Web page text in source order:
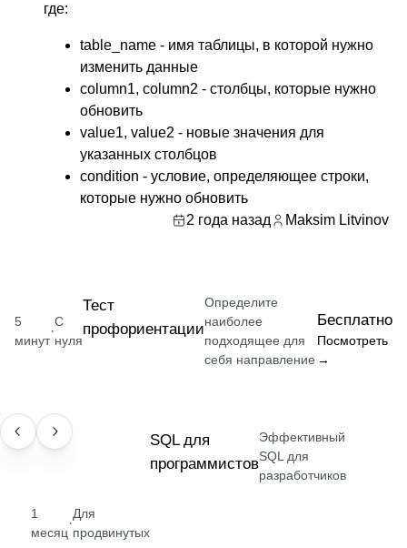
где:
table_name - имя таблицы, в которой нужно
изменить данные
column1, column2 - столбцы, которые нужно
обновить
value1, value2 - новые значения для
указанных столбцов
condition - условие, определяющее строки,
которые нужно обновить
2 года назад
Maksim Litvinov
5
минут
·
С
нуля
Тест
профориентации
Определите
наиболее
подходящее для
себя направление
Бесплатно
Посмотреть
→
НАВЫК
1
месяц
·
Для
продвинутых
SQL для
программистов
Эффективный
SQL для
разработчиков